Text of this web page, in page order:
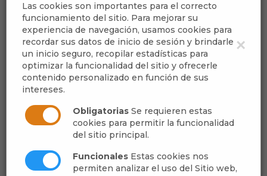
×
Las cookies son importantes para el correcto
funcionamiento del sitio. Para mejorar su
experiencia de navegación, usamos cookies para
recordar sus datos de inicio de sesión y brindarle
un inicio seguro, recopilar estadísticas para
optimizar la funcionalidad del sitio y ofrecerle
contenido personalizado en función de sus
intereses.
Obligatorias Se requieren estas
cookies para permitir la funcionalidad
del sitio principal.
Funcionales Estas cookies nos
permiten analizar el uso del Sitio web,
Gastronomía
Escuchar
Dentro de las tradiciones gastronómicas, se
degustan comidas típicas como lasmigas
fritá » de conejo,gurullos, roscos fritos, roscos
de vino y aguardiente; y otros más típicos de la
zona, como los
hornazos (bollos coronados
con un huevo).